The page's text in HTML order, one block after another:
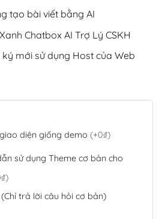
tạo bài viết bằng AI
Chatbox AI Trợ Lý CSKH
mới sử dụng Host của Web
diện giống demo (+0₫)
sử dụng Theme cơ bản cho
trả lời câu hỏi cơ bản)